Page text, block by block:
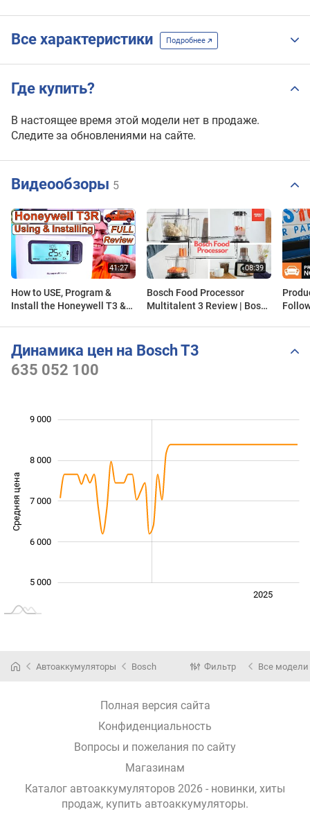
Все характеристики Подробнее
Где купить?
В настоящее время этой модели нет в продаже.
Следите за обновлениями на сайте.
Видеообзоры 5
How to USE, Program &
Install the Honeywell T3 &
Review
Bosch Food Processor
Multitalent 3 Review | Bosch
Динамика цен на Bosch T3
635 052 100
Средняя цена 5 000
5 000
6 000
7 000
8 000
9 000
2025
Автоаккумуляторы Bosch Фильтр Все модели
Полная версия сайта
Конфиденциальность
Вопросы и пожелания по сайту
Магазинам
Каталог автоаккумуляторов 2026 - новинки, хиты
продаж, купить автоаккумуляторы.